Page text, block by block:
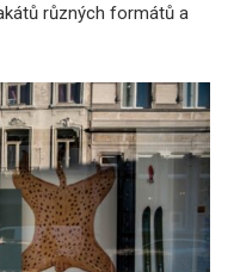
různých formátů a